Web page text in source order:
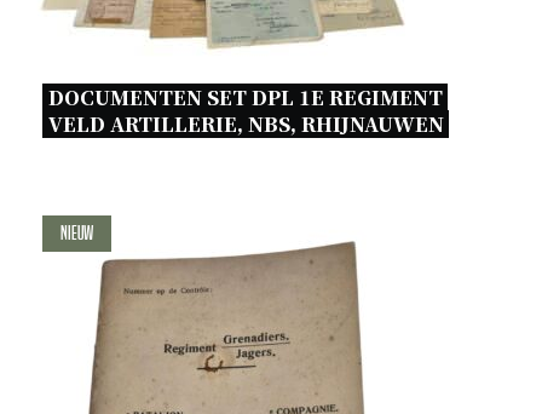
DOCUMENTEN SET DPL 1E REGIMENT
VELD ARTILLERIE, NBS, RHIJNAUWEN
Nieuw